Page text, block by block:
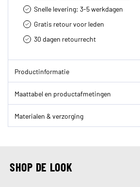
Snelle levering: 3-5 werkdagen
Gratis retour voor leden
30 dagen retourrecht­
Productinformatie
Maattabel en productafmetingen
Materialen & verzorging
SHOP DE LOOK